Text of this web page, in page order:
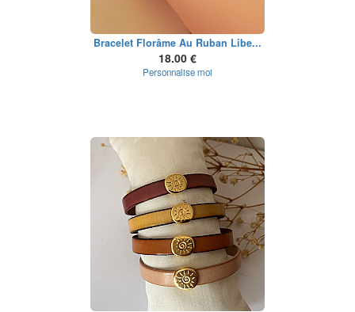
Bracelet Florâme Au Ruban Libe...
18.00 €
Personnalise moi